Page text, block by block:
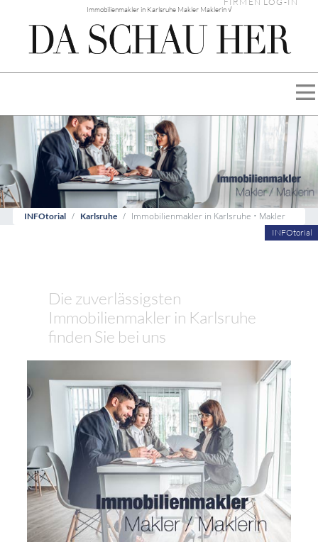
Immobilienmakler in Karlsruhe Makler Maklerin √
INFOtorial Karlsruhe
Immobilienmakler in Karlsruhe • Makler
INFOtorial
Die zuverlässigsten
Immobilienmakler in Karlsruhe
finden Sie bei uns